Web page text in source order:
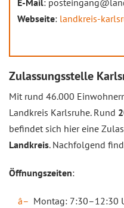
E-Mail:
Webseite: landkreis-
Zulassungsstelle
Mit rund 46.000
Landkreis Karlsruhe. Rund
befindet sich hier eine
Landkreis. Nachfolgend
Öffnungszeiten:
Montag: 7:30–12:30